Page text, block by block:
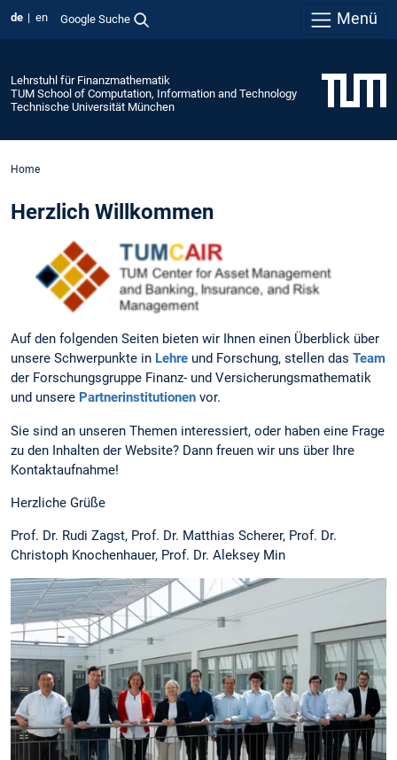
de en Google Suche Menü
Lehrstuhl für Finanzmathematik
TUM School of Computation, Information and Technology
Technische Universität München
Home
Herzlich Willkommen
Auf den folgenden Seiten bieten wir Ihnen einen Überblick über
unsere Schwerpunkte in Lehre und Forschung, stellen das Team
der Forschungsgruppe Finanz- und Versicherungsmathematik
und unsere Partnerinstitutionen vor.
Sie sind an unseren Themen interessiert, oder haben eine Frage
zu den Inhalten der Website? Dann freuen wir uns über Ihre
Kontaktaufnahme!
Herzliche Grüße
Prof. Dr. Rudi Zagst, Prof. Dr. Matthias Scherer, Prof. Dr.
Christoph Knochenhauer, Prof. Dr. Aleksey Min